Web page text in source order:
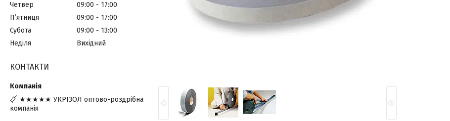
Четвер
09:00
17:00
Пʼятниця
09:00
17:00
Субота
09:00
13:00
Неділя
Вихідний
КОНТАКТИ
★★★★★ УКРІЗОЛ оптово-роздрібна
компанія